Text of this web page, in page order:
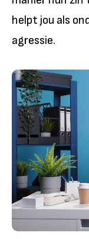
helpt jou als
agressie.